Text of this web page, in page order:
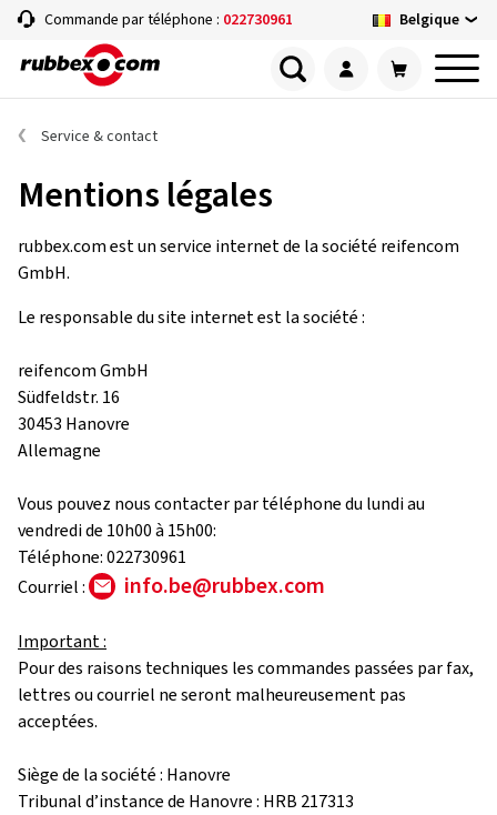
Commande par téléphone : 022730961 Belgique
Service & contact
Mentions légales
rubbex.com est un service internet de la société reifencom
GmbH.
Le responsable du site internet est la société :
reifencom GmbH
Südfeldstr. 16
30453 Hanovre
Allemagne
Vous pouvez nous contacter par téléphone du lundi au
vendredi de 10h00 à 15h00:
Téléphone: 022730961
Courriel :
info.be@rubbex.com
Important :
Pour des raisons techniques les commandes passées par fax,
lettres ou courriel ne seront malheureusement pas
acceptées.
Siège de la société : Hanovre
Tribunal d’instance de Hanovre : HRB 217313